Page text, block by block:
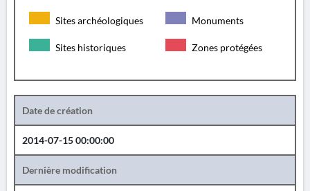
Sites archéologiques Monuments
Sites historiques Zones protégées
Date de création
2014-07-15 00:00:00
Dernière modification